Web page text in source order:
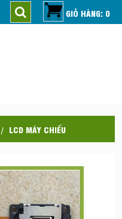
LCD MÁY CHIẾU
GIỎ HÀNG: 0